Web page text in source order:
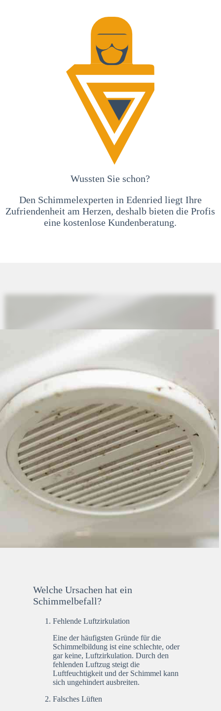
Wussten Sie schon?
Den Schimmelexperten in Edenried liegt Ihre
Zufriendenheit am Herzen, deshalb bieten die Profis
eine kostenlose Kundenberatung.
Welche Ursachen hat ein
Schimmelbefall?
Fehlende Luftzirkulation
Eine der häufigsten Gründe für die
Schimmelbildung ist eine schlechte, oder
gar keine, Luftzirkulation. Durch den
fehlenden Luftzug steigt die
Luftfeuchtigkeit und der Schimmel kann
sich ungehindert ausbreiten.
Falsches Lüften